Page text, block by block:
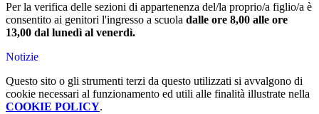
Per la verifica delle sezioni di appartenenza del/la proprio/a figlio/a è
consentito ai genitori l'ingresso a scuola dalle ore 8,00 alle ore
13,00 dal lunedì al venerdì.
Notizie
Questo sito o gli strumenti terzi da questo utilizzati si avvalgono di
cookie necessari al funzionamento ed utili alle finalità illustrate nella
COOKIE POLICY.